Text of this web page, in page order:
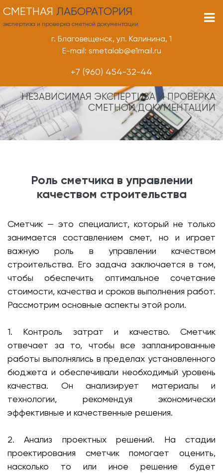
СМЕТНАЯ ЛАБОРАТОРИЯ
экспертиза и проверка сметной документации
г. Благовещенск, ул. Калинина, 1
E-mail: smetalab@e1mail.ru
+7 (960) 454-32-44
НЕЗАВИСИМАЯ ЭКСПЕРТИЗА И ПРОВЕРКА
СМЕТНОЙ ДОКУМЕНТАЦИИ
Роль сметчика в управлении
качеством строительства
Сметчик — это специалист, который не только
занимается составлением смет, но и играет
важную роль в управлении качеством
строительства. Его задача заключается в том,
чтобы обеспечить оптимальное сочетание
стоимости, качества и сроков выполнения работ.
Рассмотрим основные аспекты этой роли.
1. Контроль затрат и качество. Сметчик
отвечает за то, чтобы все запланированные
работы выполнялись в пределах установленного
бюджета и обеспечивали необходимый уровень
качества. Он анализирует материалы и
технологии, рекомендуя экономически
эффективные и качественные решения.
2. Анализ проектных решений. На стадии
проектирования сметчик помогает оценить,
насколько то или иное решение будет